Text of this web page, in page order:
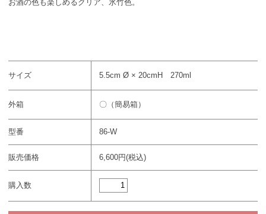
お酒の色も楽しめるクリア、氷竹色。
サイズ 5.5cm Ø × 20cmH 270ml
外箱 〇（簡易箱）
型番 86-W
販売価格 6,600円(税込)
購入数